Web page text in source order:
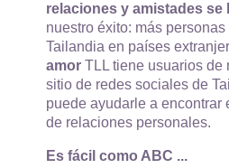
relaciones y amistades
nuestro éxito: más
Tailandia en países
amor TLL tiene usuarios de
sitio de redes sociales de
puede ayudarle a encontrar
de relaciones personales.
Es fácil como ABC ...